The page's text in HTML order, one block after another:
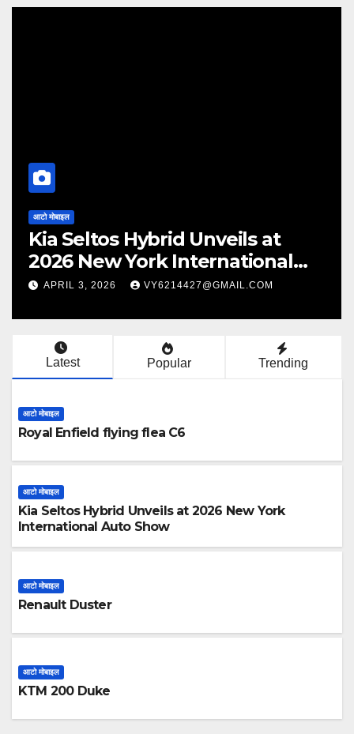
आटो मोबाइल
Renault Duster
FEBRUARY 26, 2026
Latest Popular Trending
आटो मोबाइल
Royal Enfield flying flea C6
आटो मोबाइल
Kia Seltos Hybrid Unveils at 2026 New York
International Auto Show
आटो मोबाइल
Renault Duster
आटो मोबाइल
KTM 200 Duke